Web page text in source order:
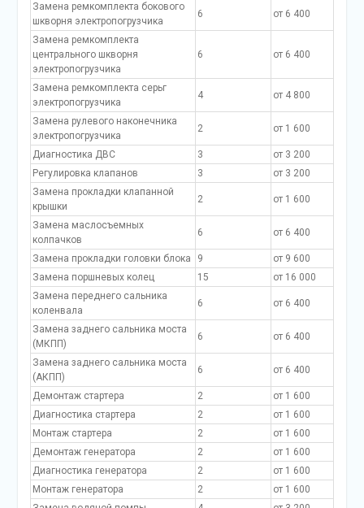
Замена ремкомплекта бокового
шкворня электропогрузчика
6 от 6 400
Замена ремкомплекта
центрального шкворня
электропогрузчика
6 от 6 400
Замена ремкомплекта серьг
электропогрузчика
4 от 4 800
Замена рулевого наконечника
электропогрузчика
2 от 1 600
Диагностика ДВС 3
от 3 200
Регулировка клапанов
3
от 3 200
Замена прокладки клапанной
крышки
2 от 1 600
Замена маслосъемных
колпачков
6 от 6 400
Замена прокладки головки блока 9
от 9 600
Замена поршневых колец
15
от 16 000
Замена переднего сальника
коленвала
6 от 6 400
Замена заднего сальника моста
(МКПП)
6 от 6 400
Замена заднего сальника моста
(АКПП)
6 от 6 400
Демонтаж стартера 2
от 1 600
Диагностика стартера
2
от 1 600
Монтаж стартера
2
от 1 600
Демонтаж генератора
2
от 1 600
Диагностика генератора
2
от 1 600
Монтаж генератора
2
от 1 600